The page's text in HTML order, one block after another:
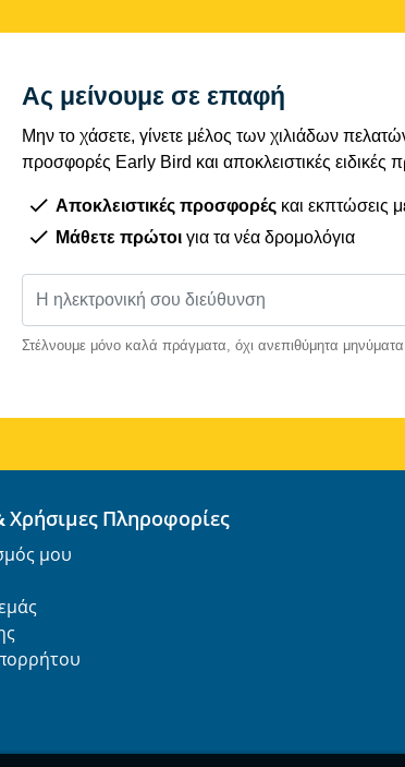
Ας μείνουμε σε επαφή
Μην το χάσετε, γίνετε μέλος των χιλιάδων
προσφορές Early Bird και αποκλειστικές
Αποκλειστικές προσφορές και εκπτώσεις
Μάθετε πρώτοι για τα νέα δρομολόγια
Στέλνουμε μόνο καλά πράγματα, όχι ανεπιθύμητα
Χρήσιμες Πληροφορίες
μου